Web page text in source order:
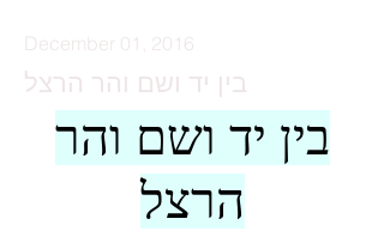
December 01, 2016
בין יד ושם והר הרצל
בין יד ושם והר
הרצל